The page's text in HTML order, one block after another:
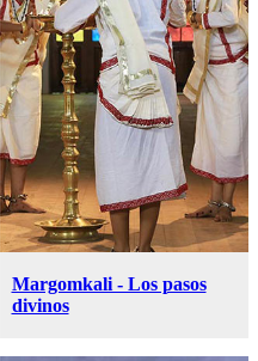
Margomkali - Los pasos
divinos